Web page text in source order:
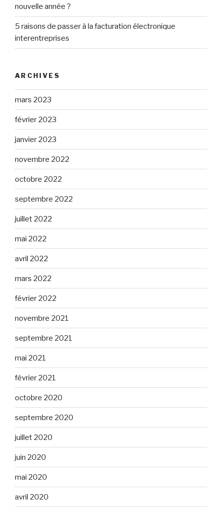
nouvelle année ?
5 raisons de passer à la facturation électronique
interentreprises
ARCHIVES
mars 2023
février 2023
janvier 2023
novembre 2022
octobre 2022
septembre 2022
juillet 2022
mai 2022
avril 2022
mars 2022
février 2022
novembre 2021
septembre 2021
mai 2021
février 2021
octobre 2020
septembre 2020
juillet 2020
juin 2020
mai 2020
avril 2020